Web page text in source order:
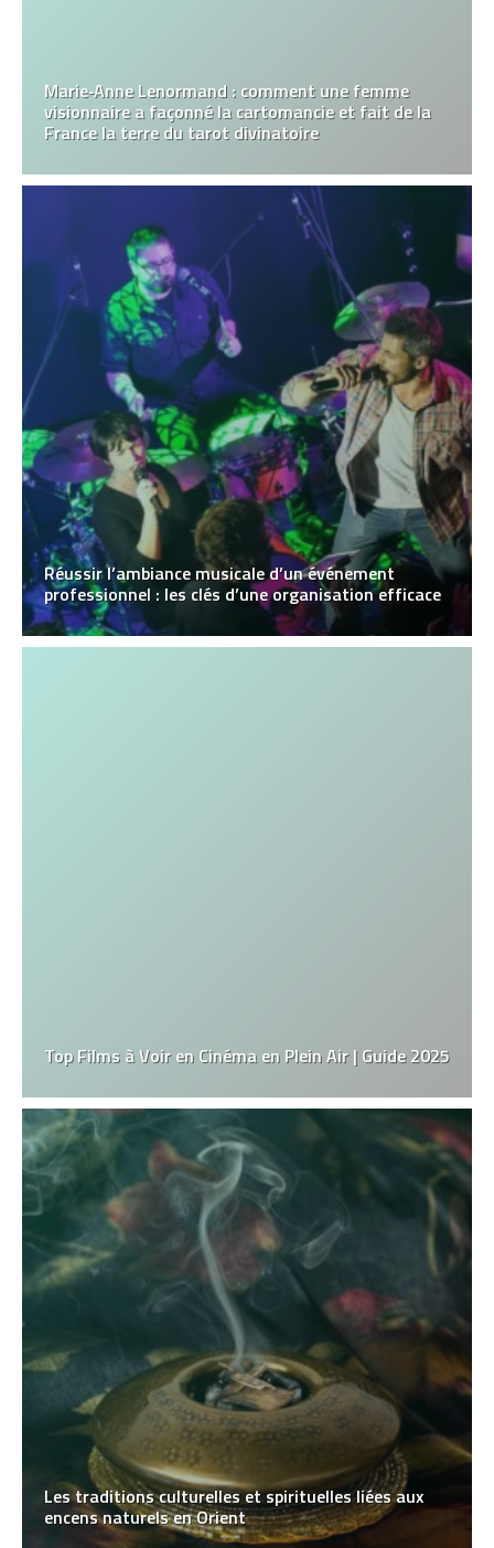
Marie‑Anne Lenormand : comment une femme
visionnaire a façonné la cartomancie et fait de la
France la terre du tarot divinatoire
Réussir l’ambiance musicale d’un événement
professionnel : les clés d’une organisation efficace
Top Films à Voir en Cinéma en Plein Air | Guide 2025
Les traditions culturelles et spirituelles liées aux
encens naturels en Orient